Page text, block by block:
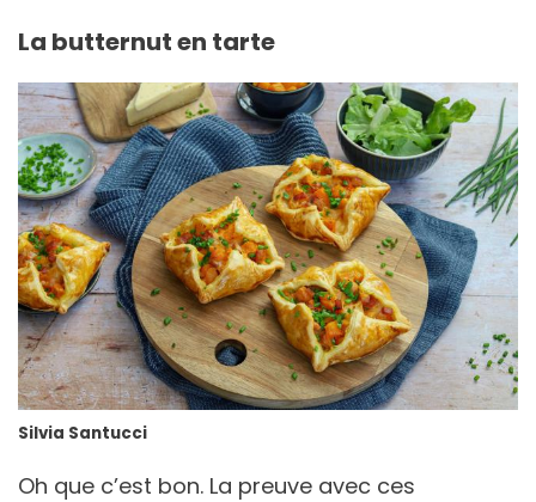
La butternut en tarte
Silvia Santucci
Oh que c’est bon. La preuve avec ces